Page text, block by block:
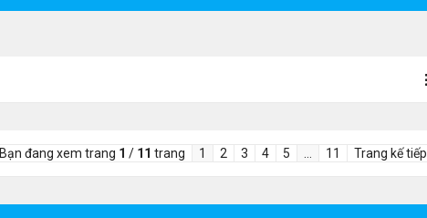
Bạn đang xem trang 1 / 11 trang 1 2 3 4 5 11 Trang kế tiếp